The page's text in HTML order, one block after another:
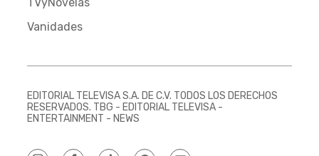
TVyNovelas
Vanidades
EDITORIAL TELEVISA S.A. DE C.V. TODOS LOS DERECHOS
RESERVADOS. TBG - EDITORIAL TELEVISA -
ENTERTAINMENT - NEWS